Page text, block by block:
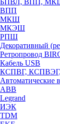
БПВЛ, ВПП,
ВПП
МКШ
МКЭШ
РПШ
Декоративный
Ретропровод
Кабель USB
КСПВГ,
Автоматические
ABB
Legrand
ИЭК
TDM